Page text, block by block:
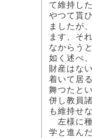
て維持し
やつて貰
ましたが
ます、そ
なからう
如く述べ
財産はな
着いて居
舞つたと
併し教員
も維持せ
左様に種
学と進ん